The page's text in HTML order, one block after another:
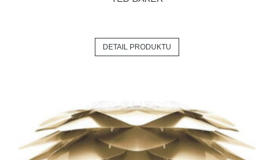
DETAIL PRODUKTU